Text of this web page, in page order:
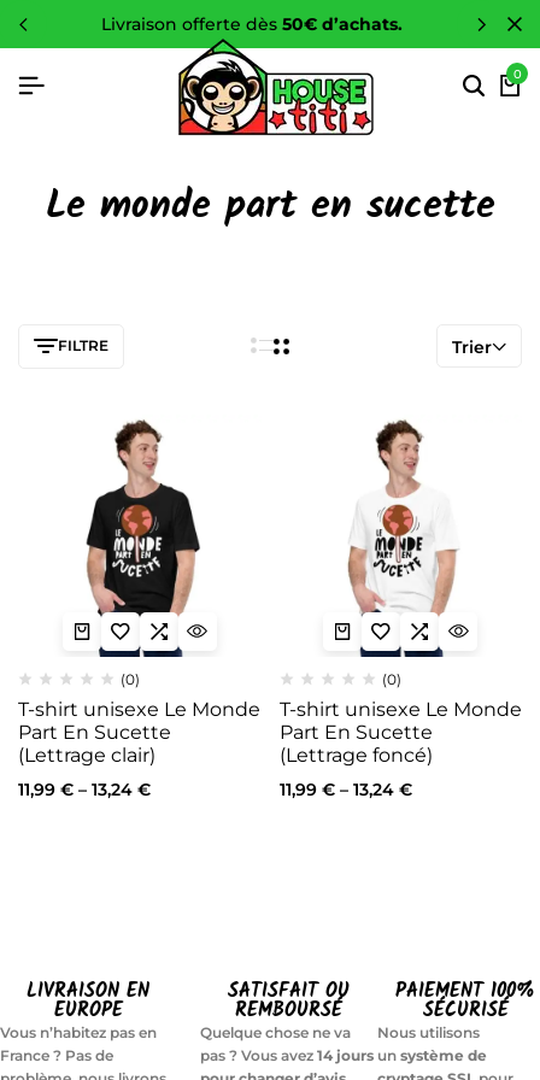
livraison offerte dès 50€ d’achats.
0
Le monde part en sucette
FILTRE Trier
(0)
T-shirt unisexe Le Monde
Part En Sucette
(Lettrage clair)
11,99 € – 13,24 €
(0)
T-shirt unisexe Le Monde
Part En Sucette
(Lettrage foncé)
11,99 €– 13,24 €
LIVRAISON EN
EUROPE
Vous n’habitez pas en
France ? Pas de
SATISFAIT OU
REMBOURSÉ
Quelque chose ne va
pas ? Vous avez14 jours
PAIEMENT 100%
SÉCURISÉ
Nous utilisons
un système de